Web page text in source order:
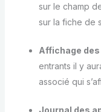
sur le champ
sur la fiche de
Affichage
entrants il y
associé qui
Journal des